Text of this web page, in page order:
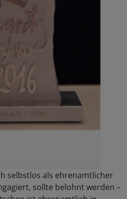
selbstlos als ehrenamtlicher
sollte belohnt werden –